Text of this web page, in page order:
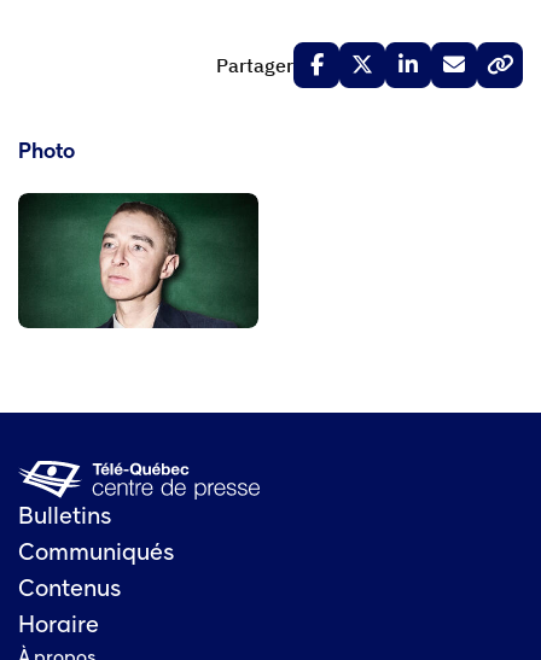
Partager
Photo
Bulletins
Communiqués
Contenus
Horaire